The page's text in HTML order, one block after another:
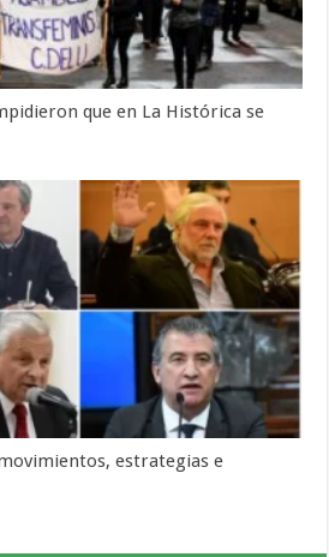
que en La Histórica se
estrategias e